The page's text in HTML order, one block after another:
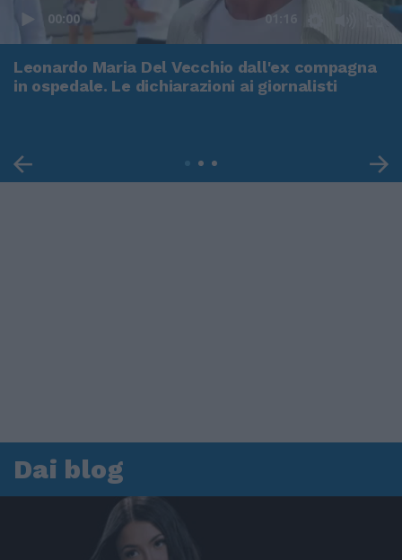
00:00 01:16
Leonardo Maria Del Vecchio dall'ex compagna
in ospedale. Le dichiarazioni ai giornalisti
Dai blog